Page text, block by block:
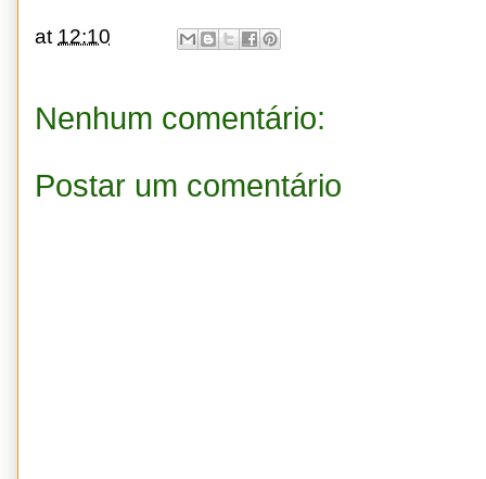
at 12:10
Nenhum comentário:
Postar um comentário